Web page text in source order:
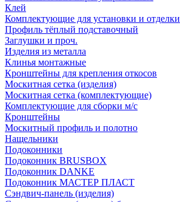
Клей
Комплектующие для установки и отделки
Профиль тёплый подставочный
Заглушки и проч.
Изделия из металла
Клинья монтажные
Кронштейны для крепления откосов
Москитная сетка (изделия)
Москитная сетка (комплектующие)
Комплектующие для сборки м/с
Кронштейны
Москитный профиль и полотно
Нащельники
Подоконники
Подоконник BRUSBOX
Подоконник DANKE
Подоконник МАСТЕР ПЛАСТ
Сэндвич-панель (изделия)